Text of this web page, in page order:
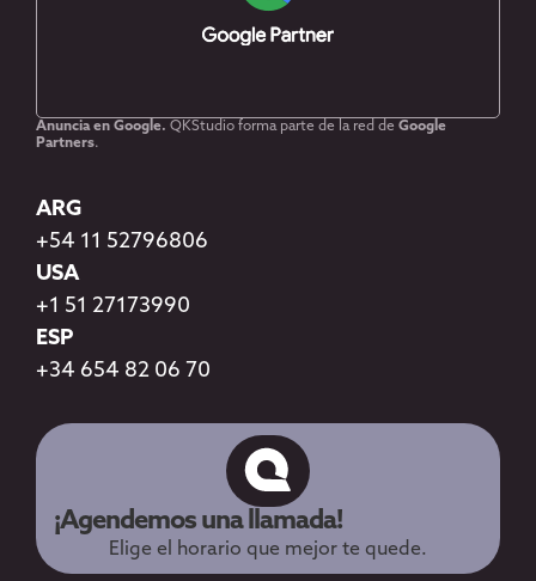
Anuncia en Google. QKStudio forma parte de la red de Google
Partners.
ARG
+54 11 52796806
USA
+1 51 27173990
ESP
+34 654 82 06 70
¡Agendemos una llamada!
Elige el horario que mejor te quede.